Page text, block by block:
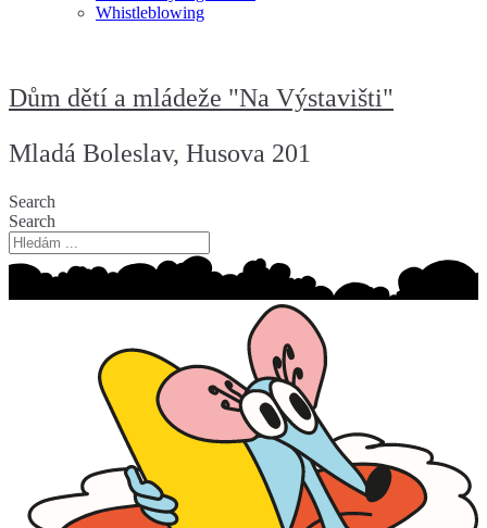
Whistleblowing
Dům dětí a mládeže "Na Výstavišti"
Mladá Boleslav, Husova 201
Search
Search